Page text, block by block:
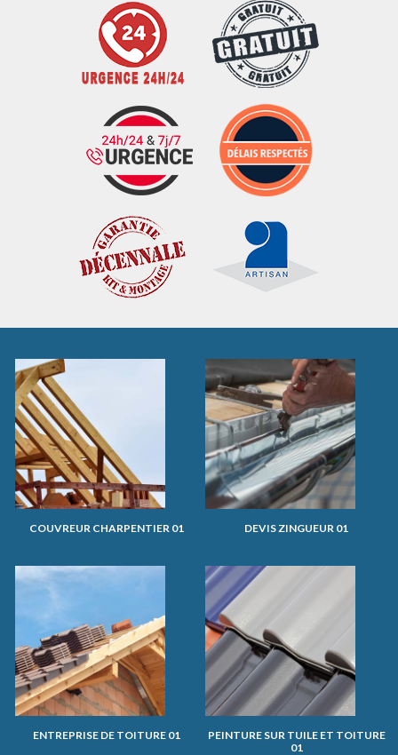
COUVREUR CHARPENTIER 01 DEVIS ZINGUEUR 01
ENTREPRISE DE TOITURE 01
PEINTURE SUR TUILE ET TOITURE
01